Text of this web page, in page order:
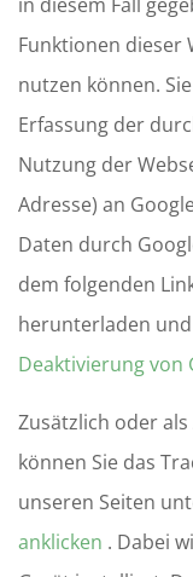
Funktionen dieser
nutzen können.
Erfassung der
Nutzung der
Adresse) an
Daten durch
dem folgenden
herunterladen
Deaktivierung von
Zusätzlich oder
können Sie das
unseren Seiten
anklicken . Dabei